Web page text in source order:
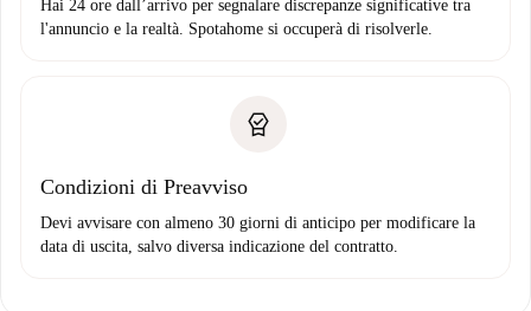
Hai 24 ore dall’arrivo per segnalare discrepanze significative tra
l'annuncio e la realtà. Spotahome si occuperà di risolverle.
Condizioni di Preavviso
Devi avvisare con almeno 30 giorni di anticipo per modificare la
data di uscita, salvo diversa indicazione del contratto.